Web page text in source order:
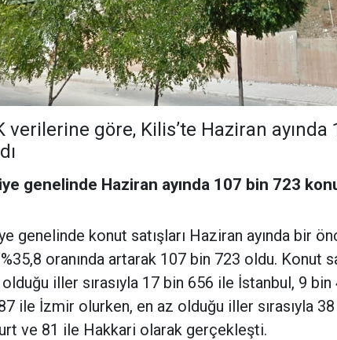
verilerine göre, Kilis’te Haziran ayında
genelinde Haziran ayında 107 bin 723
genelinde konut satışları Haziran ayında bir
oranında artarak 107 bin 723 oldu. Konut
iller sırasıyla 17 bin 656 ile İstanbul, 9
ile İzmir olurken, en az olduğu iller sırasıyla
ve 81 ile Hakkari olarak gerçekleşti.